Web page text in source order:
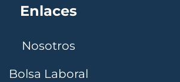
Enlaces
Nosotros
Bolsa Laboral